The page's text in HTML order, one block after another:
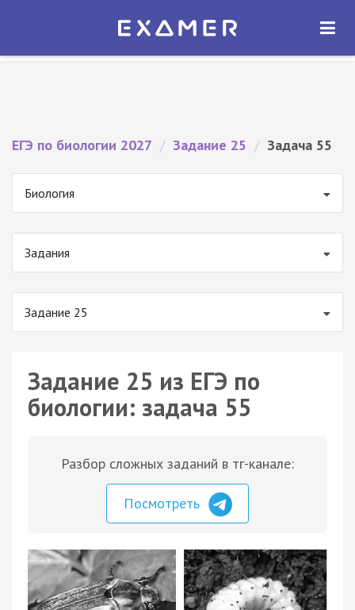
Экзамер — ЕГЭ 2027
ОТКРЫТЬ
ЕГЭ по биологии 2027 / Задание 25 / Задача 55
Биология
Задания
Задание 25
Задание 25 из ЕГЭ по
биологии: задача 55
Разбор сложных заданий в тг-канале:
Посмотреть